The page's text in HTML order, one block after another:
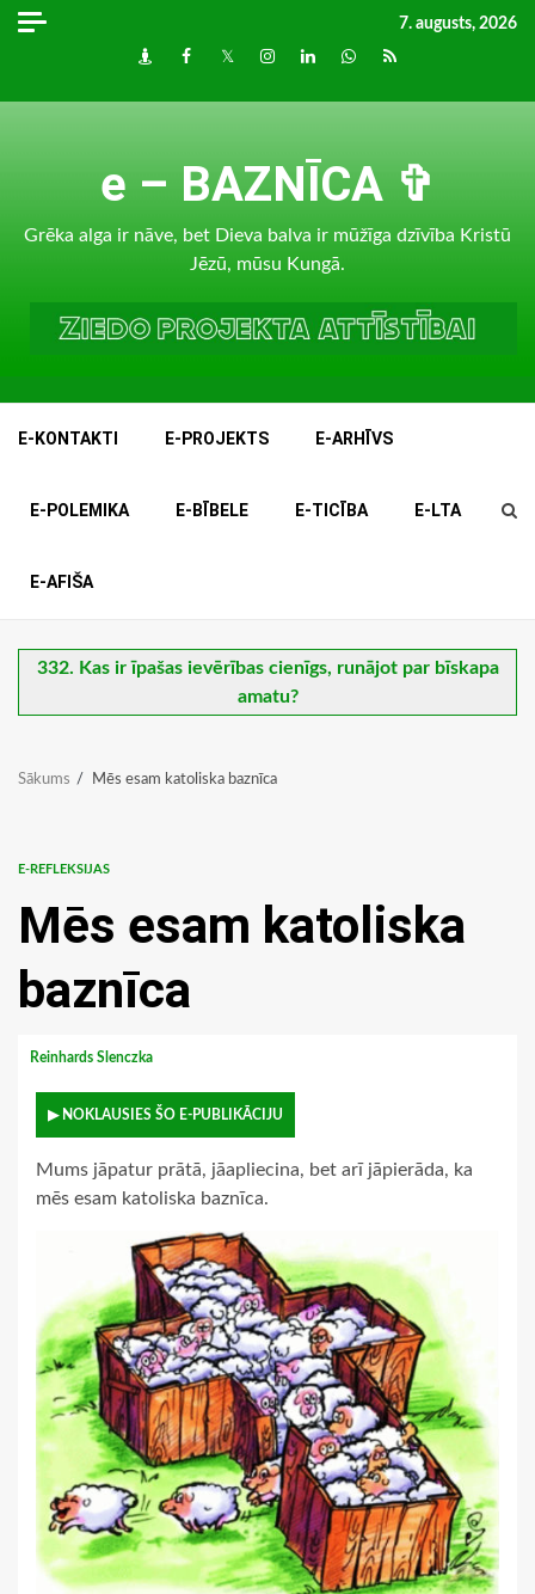
Skip
7. augusts, 2026
DraugiemFacebook
TwitterInstagram
LinkedInwhatsapp
RSS
e – BAZNĪCA ✞
Grēka alga ir nāve, bet Dieva balva ir mūžīga dzīvība Kristū
Jēzū, mūsu Kungā.
E-KONTAKTI E-PROJEKTS E-ARHĪVS
E-POLEMIKA E-BĪBELE E-TICĪBA E-LTA
E-AFIŠA
332. Kas ir īpašas ievērības cienīgs, runājot par bīskapa
amatu?
Sākums Mēs esam katoliska baznīca
E-REFLEKSIJAS
Mēs esam katoliska
baznīca
Reinhards Slenczka
▶ NOKLAUSIES ŠO E-PUBLIKĀCIJU
Mums jāpatur prātā, jāapliecina, bet arī jāpierāda, ka
mēs esam katoliska baznīca.